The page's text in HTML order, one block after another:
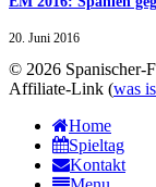
20. Juni 2016
© 2026 Spanischer-
Affiliate-Link (was
Home
Spieltag
Kontakt